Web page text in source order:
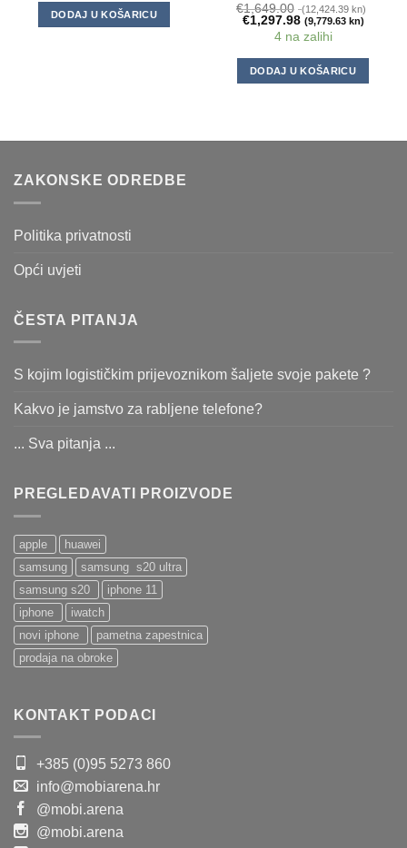
DODAJ U KOŠARICU
€1,649.00 (12,424.39 kn)
€1,297.98 (9,779.63 kn)
4 na zalihi
DODAJ U KOŠARICU
ZAKONSKE ODREDBE
Politika privatnosti
Opći uvjeti
ČESTA PITANJA
S kojim logističkim prijevoznikom šaljete svoje pakete ?
Kakvo je jamstvo za rabljene telefone?
... Sva pitanja ...
PREGLEDAVATI PROIZVODE
apple
huawei
samsung
samsung s20 ultra
samsung s20
iphone 11
iphone
iwatch
novi iphone
pametna zapestnica
prodaja na obroke
KONTAKT PODACI
+385 (0)95 5273 860
info@mobiarena.hr
@mobi.arena
@mobi.arena